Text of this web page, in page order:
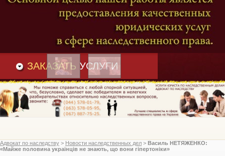
Адвокат наследственные дела
и Вакансии
ЗАКАЗАТЬ УСЛУГИ
Адвокат по наследству > Новости наследственных дел > Василь НЕТЯЖЕНКО:
«Майже половина українців не знають, що вони гіпертоніки»